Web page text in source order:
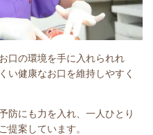
口の環境を手に入れられれ
い健康なお口を維持しやすく
防にも力を入れ、一人ひとり
提案しています。